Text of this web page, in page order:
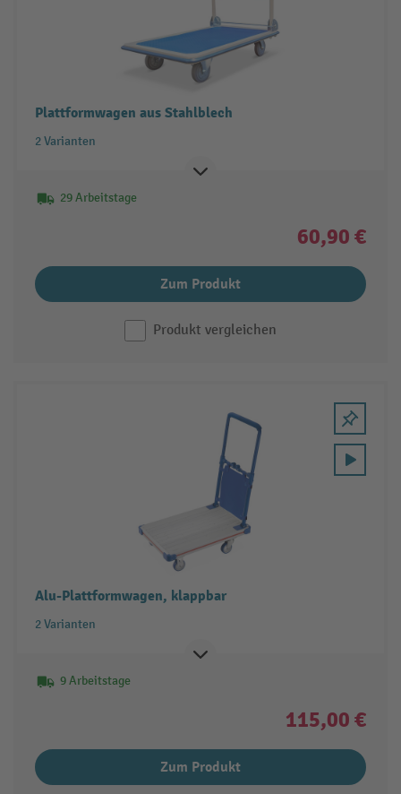
Plattformwagen aus Stahlblech
2 Varianten
29 Arbeitstage
60,90 €
Zum Produkt
Produkt vergleichen
Alu-Plattformwagen, klappbar
2 Varianten
9 Arbeitstage
115,00 €
Zum Produkt